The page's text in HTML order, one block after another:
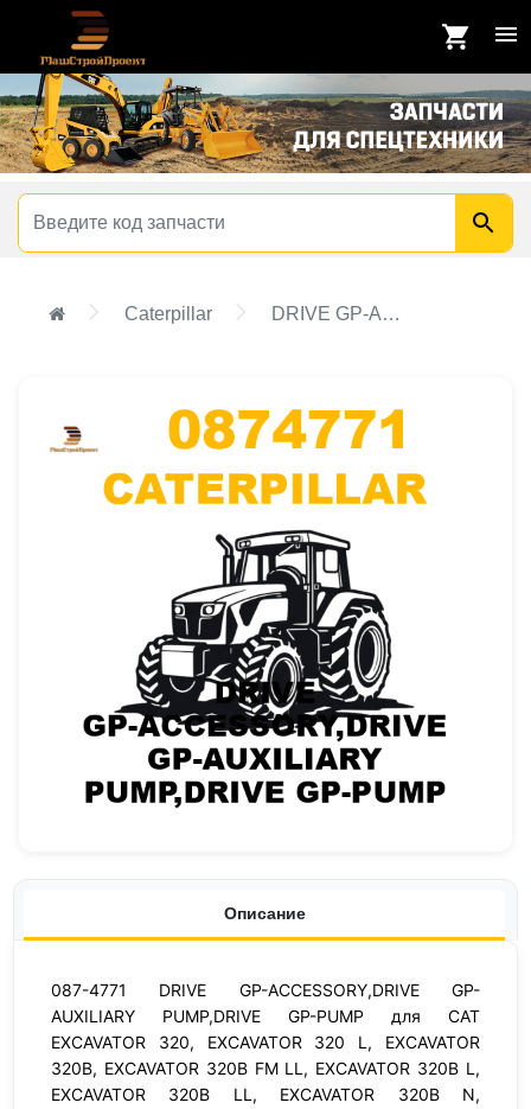
Caterpillar DRIVE GP-ACCESSORY,DRIVE GP-AUXILIARY PUMP,DRIVE GP-PUMP
Описание
087-4771 DRIVE GP-ACCESSORY,DRIVE GP-
AUXILIARY PUMP,DRIVE GP-PUMP для CAT
EXCAVATOR 320, EXCAVATOR 320 L, EXCAVATOR
320B, EXCAVATOR 320B FM LL, EXCAVATOR 320B L,
EXCAVATOR 320B LL, EXCAVATOR 320B N,